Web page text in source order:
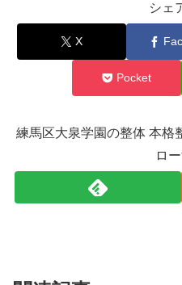
シェ
X
Pocket
練馬区大泉学園の整体 本格
ロ